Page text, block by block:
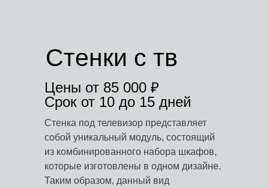
Стенка под телевизор представляет
собой уникальный модуль, состоящий
из комбинированного набора шкафов,
которые изготовлены в одном дизайне.
Таким образом, данный вид
Стенки с тв
Цены от 85 000 ₽
Срок от 10 до 15 дней